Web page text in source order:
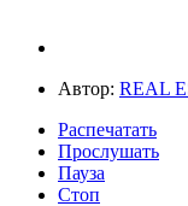
Автор: REAL
Распечатать
Прослушать
Пауза
Стоп